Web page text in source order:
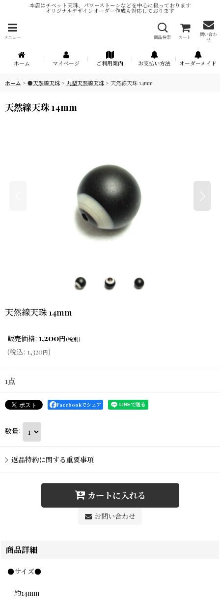
本店はチベット天珠、パワーストーンなどを中心に扱っております
オリジナルデザインオーダー作成も対応しております
メニュー 商品検索 カート
問い合わ
せ
ホーム マイページ ご利用案内 お支払い方法 オーダーメイド
ホーム > ●天然線天珠 > 丸型天然線天珠 > 天然線天珠 14mm
天然線天珠 14mm
天然線天珠 14mm
販売価格: 1,200円(税別)
(税込: 1,320円)
1点
Facebookでシェア
数量:
返品特約に関する重要事項
カートに入れる
お問い合わせ
商品詳細
●サイズ●
約14mm